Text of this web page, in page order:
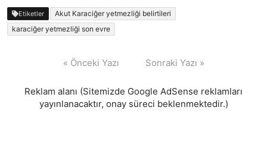
Etiketler
Akut Karaciğer yetmezliği belirtileri
karaciğer yetmezliği son evre
« Önceki Yazı Sonraki Yazı »
Reklam alanı (Sitemizde Google AdSense reklamları
yayınlanacaktır, onay süreci beklenmektedir.)